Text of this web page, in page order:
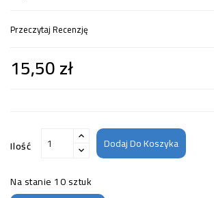
Przeczytaj Recenzję
15,50 zł
Ilość Dodaj Do Koszyka
Na stanie 10 sztuk